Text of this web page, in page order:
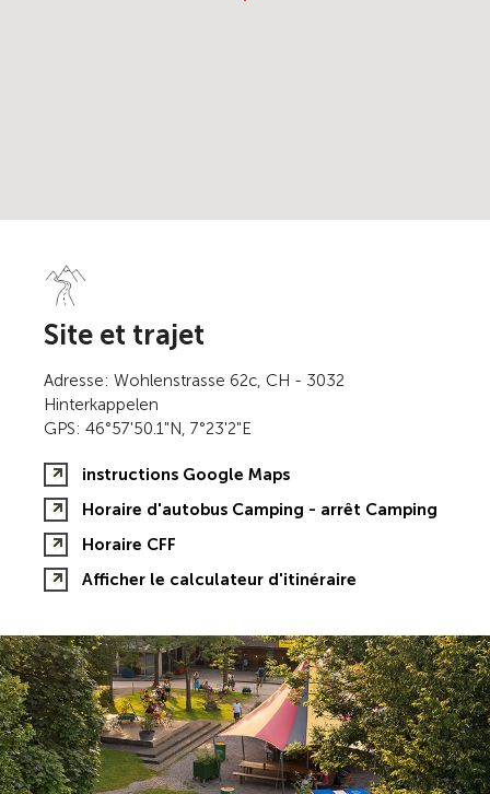
Site et trajet
Adresse: Wohlenstrasse 62c, CH - 3032
Hinterkappelen
GPS: 46°57'50.1"N, 7°23'2"E
instructions Google Maps
Horaire d'autobus Camping - arrêt Camping
Horaire CFF
Afficher le calculateur d'itinéraire